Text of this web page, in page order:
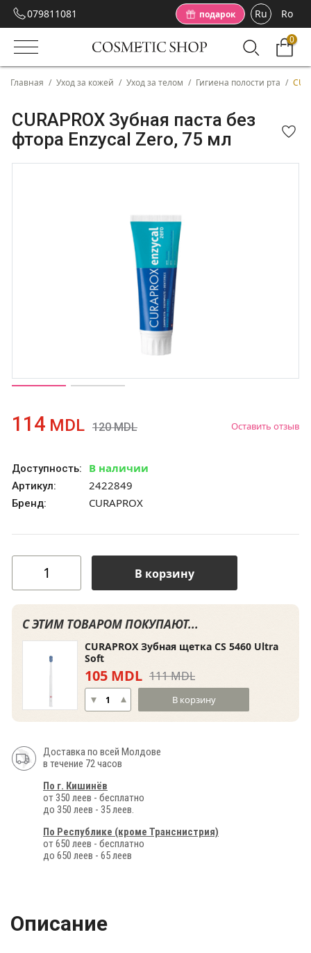
079811081 подарок Ru Ro
0
Главная / Уход за кожей / Уход за телом / Гигиена полости рта /
CURAPROX Зубная паста без
фтора Enzycal Zero, 75 мл
114 MDL 120MDL Оставить отзыв
Доступность: В наличии
Артикул: 2422849
Бренд: CURAPROX
В корзину
С ЭТИМ ТОВАРОМ ПОКУПАЮТ...
CURAPROX Зубная щетка CS 5460 Ultra
Soft
105 MDL 111 MDL
В корзину
Доставка по всей Молдове
в течение 72 часов
По г. Кишинёв
от 350 леев - бесплатно
до 350 леев - 35 леев.
По Республике (кроме Транснистрия)
от 650 леев - бесплатно
до 650 леев - 65 леев
Описание